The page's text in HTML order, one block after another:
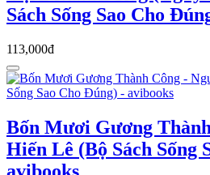
Sách Sống Sao Cho
113,000đ
Bốn Mươi Gương
Hiến Lê (Bộ Sách Sống